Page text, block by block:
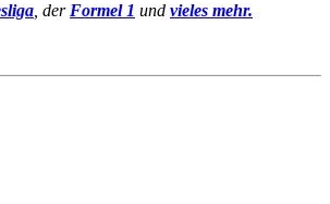
, der Formel 1 und vieles mehr.